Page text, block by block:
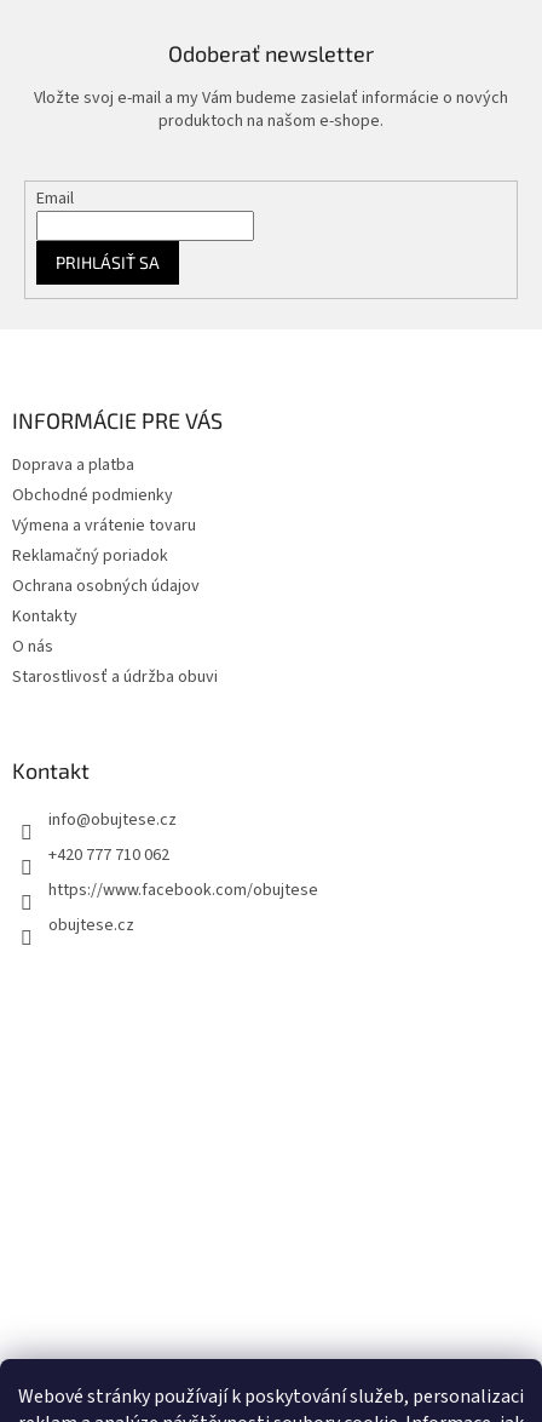
Webové stránky používají k poskytování služeb, personalizaci
Odoberať newsletter
Vložte svoj e-mail a my Vám budeme zasielať informácie o nových
produktoch na našom e-shope.
Email
PRIHLÁSIŤ SA
INFORMÁCIE PRE VÁS
Doprava a platba
Obchodné podmienky
Výmena a vrátenie tovaru
Reklamačný poriadok
Ochrana osobných údajov
Kontakty
O nás
Starostlivosť a údržba obuvi
Kontakt
info@obujtese.cz
+420 777 710 062
https://www.facebook.com/obujtese
obujtese.cz